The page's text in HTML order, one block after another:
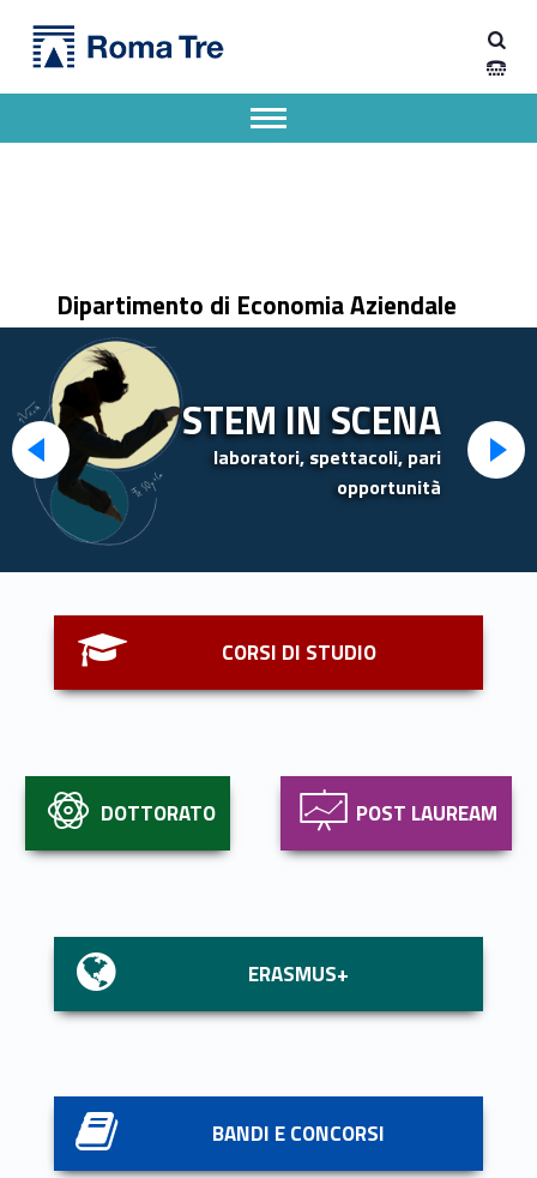
Dipartimento di Economia Aziendale
Apri il menu secondario
Header info sidebar
STEM IN SCENA
laboratori, spettacoli, pari
opportunità
Link identifier #identifier__69424-1
CORSI DI STUDIO
Link identifier #identifier__177525-2
DOTTORATO
Link identifier #identifier__168642-3
POST LAUREAM
Link identifier #identifier__96152-4
ERASMUS+
Link identifier #identifier__190507-5
BANDI E CONCORSI